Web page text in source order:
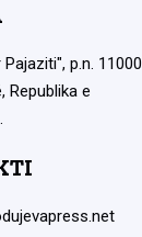
Pajaziti", p.n. 11000
Republika e